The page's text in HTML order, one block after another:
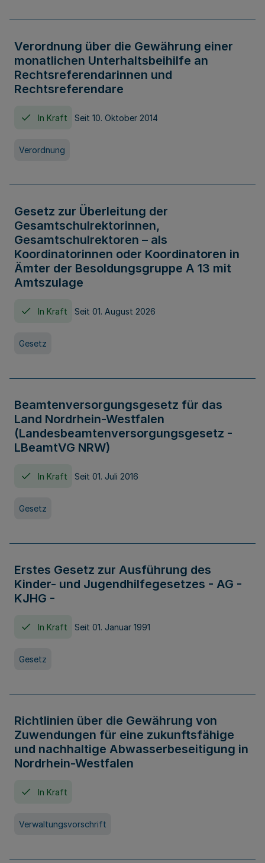
Verordnung über die Gewährung einer
monatlichen Unterhaltsbeihilfe an
Rechtsreferendarinnen und
Rechtsreferendare
In Kraft Seit 10. Oktober 2014
Verordnung
Gesetz zur Überleitung der
Gesamtschulrektorinnen,
Gesamtschulrektoren – als
Koordinatorinnen oder Koordinatoren in
Ämter der Besoldungsgruppe A 13 mit
Amtszulage
In Kraft Seit 01. August 2026
Gesetz
Beamtenversorgungsgesetz für das
Land Nordrhein-Westfalen
(Landesbeamtenversorgungsgesetz -
LBeamtVG NRW)
In Kraft Seit 01. Juli 2016
Gesetz
Erstes Gesetz zur Ausführung des
Kinder- und Jugendhilfegesetzes - AG -
KJHG -
In Kraft Seit 01. Januar 1991
Gesetz
Richtlinien über die Gewährung von
Zuwendungen für eine zukunftsfähige
und nachhaltige Abwasserbeseitigung in
Nordrhein-Westfalen
In Kraft
Verwaltungsvorschrift